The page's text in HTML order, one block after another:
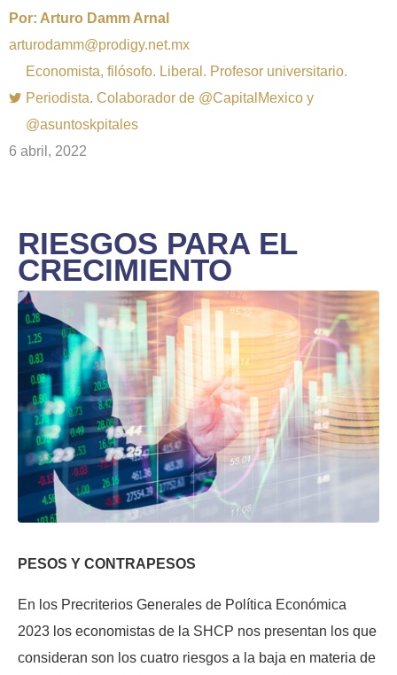
Por: Arturo Damm Arnal
arturodamm@prodigy.net.mx
Economista, filósofo. Liberal. Profesor universitario.
Periodista. Colaborador de @CapitalMexico y
@asuntoskpitales
6 abril, 2022
RIESGOS PARA EL
CRECIMIENTO
PESOS Y CONTRAPESOS
En los Precriterios Generales de Política Económica
2023 los economistas de la SHCP nos presentan los que
consideran son los cuatro riesgos a la baja en materia de